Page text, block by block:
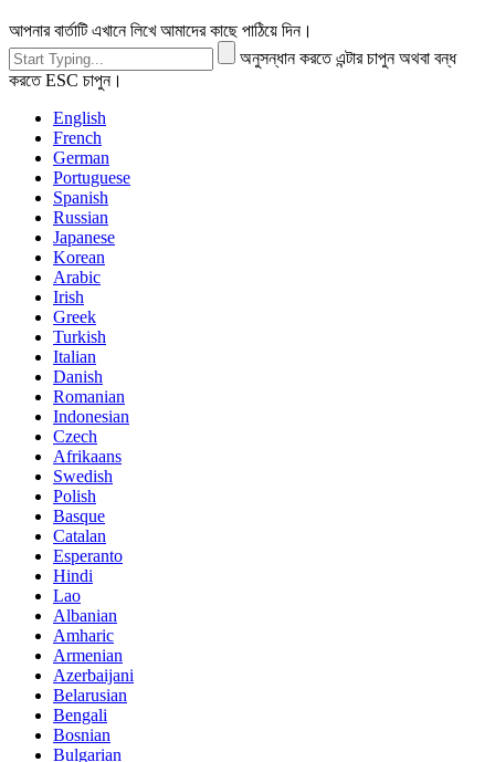
আপনার বার্তাটি এখানে লিখে আমাদের কাছে পাঠিয়ে দিন।
অনুসন্ধান করতে এন্টার চাপুন অথবা বন্ধ
করতে ESC চাপুন।
English
French
German
Portuguese
Spanish
Russian
Japanese
Korean
Arabic
Irish
Greek
Turkish
Italian
Danish
Romanian
Indonesian
Czech
Afrikaans
Swedish
Polish
Basque
Catalan
Esperanto
Hindi
Lao
Albanian
Amharic
Armenian
Azerbaijani
Belarusian
Bengali
Bosnian
Bulgarian